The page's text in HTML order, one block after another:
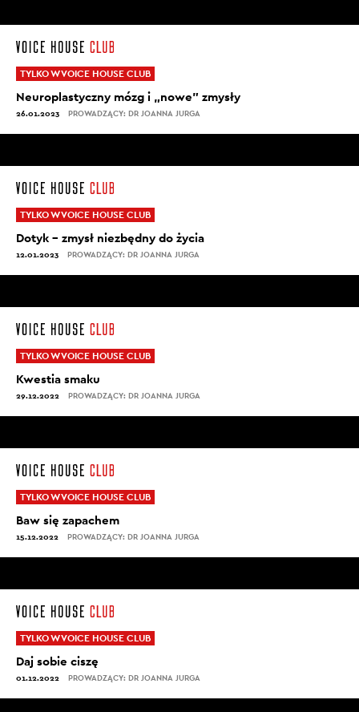
TYLKO W VOICE HOUSE CLUB
Neuroplastyczny mózg i „nowe” zmysły
26.01.2023 PROWADZĄCY: DR JOANNA JURGA
TYLKO W VOICE HOUSE CLUB
Dotyk – zmysł niezbędny do życia
12.01.2023 PROWADZĄCY: DR JOANNA JURGA
TYLKO W VOICE HOUSE CLUB
Kwestia smaku
29.12.2022 PROWADZĄCY: DR JOANNA JURGA
TYLKO W VOICE HOUSE CLUB
Baw się zapachem
15.12.2022 PROWADZĄCY: DR JOANNA JURGA
TYLKO W VOICE HOUSE CLUB
Daj sobie ciszę
01.12.2022 PROWADZĄCY: DR JOANNA JURGA